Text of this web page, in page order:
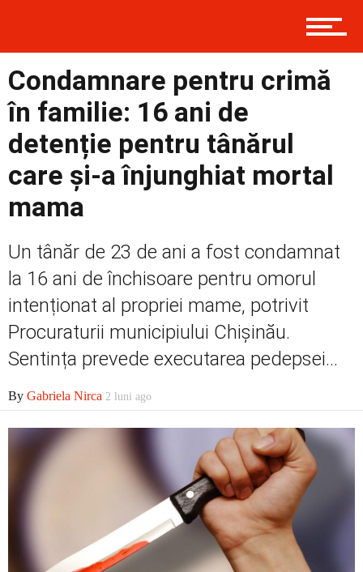
Prima
Politică
Externe
Social
Economic
Condamnare pentru crimă
în familie: 16 ani de
detenție pentru tânărul
care și-a înjunghiat mortal
mama
Un tânăr de 23 de ani a fost condamnat
la 16 ani de închisoare pentru omorul
intenționat al propriei mame, potrivit
Procuraturii municipiului Chișinău.
Sentința prevede executarea pedepsei...
By Gabriela Nirca 2 luni ago